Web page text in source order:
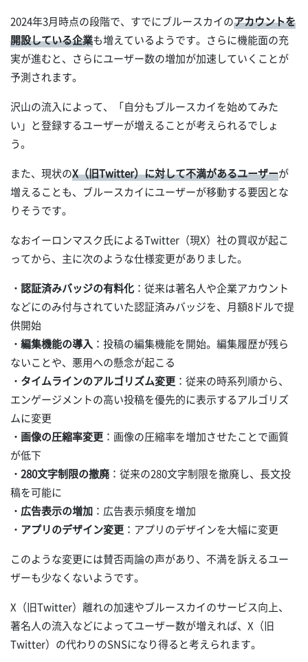
2024年3月時点の段階で、すでにブルースカイのアカウントを
開設している企業も増えているようです。さらに機能面の充
実が進むと、さらにユーザー数の増加が加速していくことが
予測されます。
沢山の流入によって、「自分もブルースカイを始めてみた
い」と登録するユーザーが増えることが考えられるでしょ
う。
また、現状のX（旧Twitter）に対して不満があるユーザーが
増えることも、ブルースカイにユーザーが移動する要因とな
りそうです。
なおイーロンマスク氏によるTwitter（現X）社の買収が起こ
ってから、主に次のような仕様変更がありました。
・認証済みバッジの有料化 ：従来は著名人や企業アカウント
などにのみ付与されていた認証済みバッジを、月額8ドルで提
供開始
・編集機能の導入 ：投稿の編集機能を開始。編集履歴が残ら
ないことや、悪用への懸念が起こる
・タイムラインのアルゴリズム変更 ：従来の時系列順から、
エンゲージメントの高い投稿を優先的に表示するアルゴリズ
ムに変更
・画像の圧縮率変更 ：画像の圧縮率を増加させたことで画質
が低下
・280文字制限の撤廃 ：従来の280文字制限を撤廃し、長文投
稿を可能に
・広告表示の増加 ：広告表示頻度を増加
・アプリのデザイン変更 ：アプリのデザインを大幅に変更
このような変更には賛否両論の声があり、不満を訴えるユー
ザーも少なくないようです。
X（旧Twitter）離れの加速やブルースカイのサービス向上、
著名人の流入などによってユーザー数が増えれば、X（旧
Twitter）の代わりのSNSになり得ると考えられます。